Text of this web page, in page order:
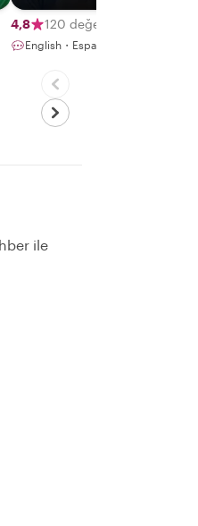
4,8 120 değerlendirme
English・Español・Italiano
ile